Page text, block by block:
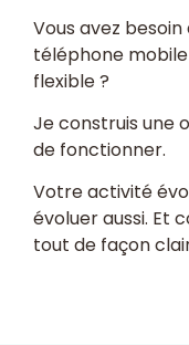
Vous avez besoin
téléphone
flexible ?
Je construis une
de fonctionner.
Votre activité
évoluer aussi. Et
tout de façon